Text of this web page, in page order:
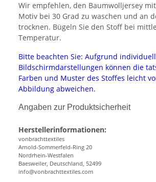
Wir empfehlen, den Baumwolljersey
Motiv bei 30 Grad zu waschen und an
trocknen. Bügeln Sie den Stoff bei
Temperatur.
Bitte beachten Sie: Aufgrund
Bildschirmdarstellungen können die
Farben und Muster des Stoffes leicht
Abbildung abweichen.
Angaben zur Produktsicherheit
Herstellerinformationen:
vonbrachttextiles
Arnold-Sommerfeld-Ring 20
Nordrhein-Westfalen
Baesweiler, Deutschland, 52499
info@vonbrachttextiles.com